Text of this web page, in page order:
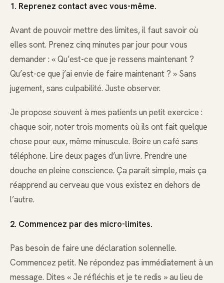
1. Reprenez contact avec vous-même.
Avant de pouvoir mettre des limites, il faut savoir où
elles sont. Prenez cinq minutes par jour pour vous
demander : « Qu’est-ce que je ressens maintenant ?
Qu’est-ce que j’ai envie de faire maintenant ? » Sans
jugement, sans culpabilité. Juste observer.
Je propose souvent à mes patients un petit exercice :
chaque soir, noter trois moments où ils ont fait quelque
chose pour eux, même minuscule. Boire un café sans
téléphone. Lire deux pages d’un livre. Prendre une
douche en pleine conscience. Ça paraît simple, mais ça
réapprend au cerveau que vous existez en dehors de
l’autre.
2. Commencez par des micro-limites.
Pas besoin de faire une déclaration solennelle.
Commencez petit. Ne répondez pas immédiatement à un
message. Dites « Je réfléchis et je te redis » au lieu de